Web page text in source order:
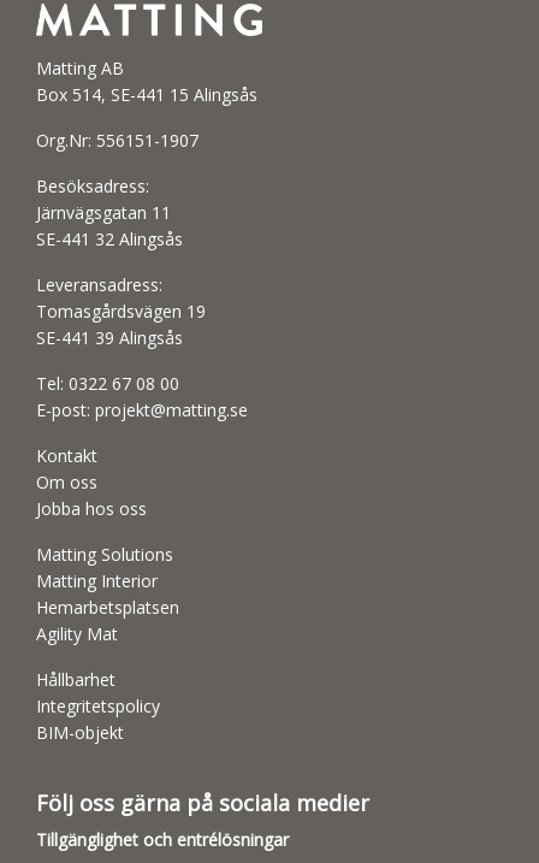
Matting AB
Box 514, SE-441 15 Alingsås
Org.Nr: 556151-1907
Besöksadress:
Järnvägsgatan 11
SE-441 32 Alingsås
Leveransadress:
Tomasgårdsvägen 19
SE-441 39 Alingsås
Tel: 0322 67 08 00
E-post: projekt@matting.se
Kontakt
Om oss
Jobba hos oss
Matting Solutions
Matting Interior
Hemarbetsplatsen
Agility Mat
Hållbarhet
Integritetspolicy
BIM-objekt
Följ oss gärna på sociala medier
Tillgänglighet och entrélösningar